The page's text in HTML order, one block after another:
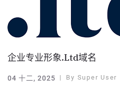
企业专业形象.Ltd域名
04 十二, 2025 By Super User